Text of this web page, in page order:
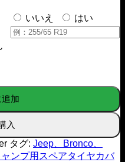
いいえ
はい
加
入
タグ: Jeep、Bronco、
ンプ用スペアタイヤカバ